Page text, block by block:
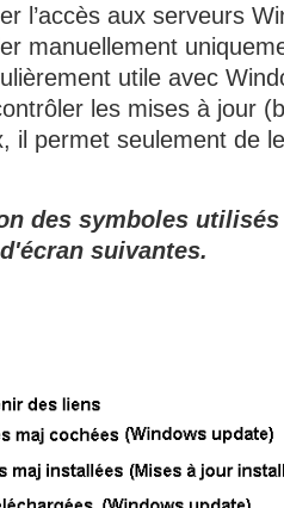
l’accès aux serveurs
manuellement
utile avec
les mises à jour
il permet seulement de
des symboles
suivantes.